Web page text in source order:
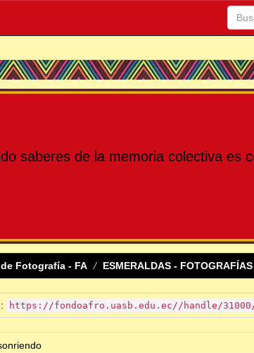
saberes de la memoria colectiva es
Fotografía - FA ESMERALDAS -
https://fondoafro.uasb.edu.ec//handle/31000/